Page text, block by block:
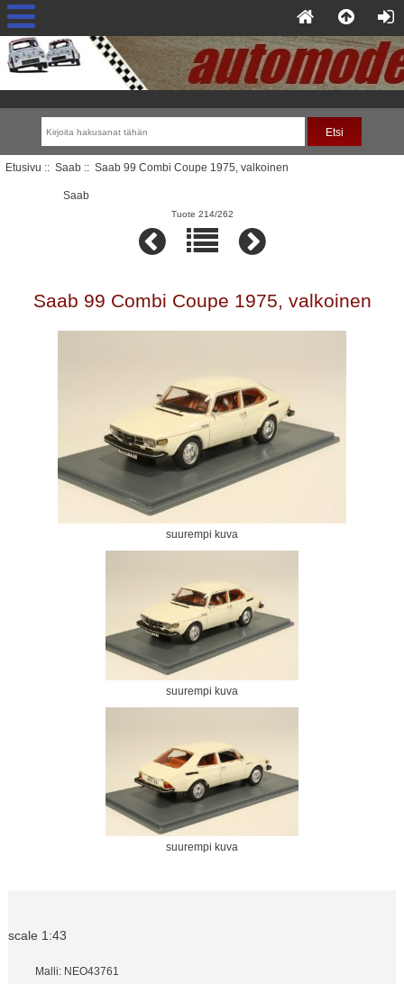
Etusivu :: Saab:: Saab 99 Combi Coupe 1975, valkoinen
Saab
Tuote 214/262
Saab 99 Combi Coupe 1975, valkoinen
suurempi kuva
suurempi kuva
suurempi kuva
scale 1:43
Malli: NEO43761